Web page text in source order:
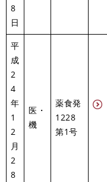
8
日
平
成
2
4
年
1
2
月
2
8
医・
機
薬食発
1228
第1号